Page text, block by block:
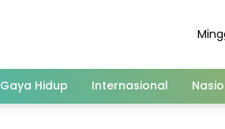
Gaya Hidup Internasional